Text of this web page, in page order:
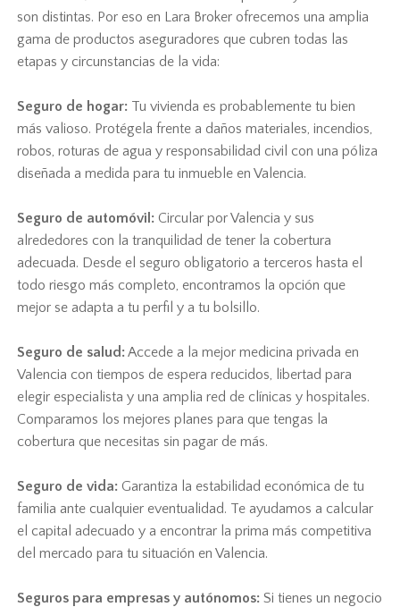
son distintas. Por eso en Lara Broker ofrecemos una amplia
gama de productos aseguradores que cubren todas las
etapas y circunstancias de la vida:
Seguro de hogar: Tu vivienda es probablemente tu bien
más valioso. Protégela frente a daños materiales, incendios,
robos, roturas de agua y responsabilidad civil con una póliza
diseñada a medida para tu inmueble en Valencia.
Seguro de automóvil: Circular por Valencia y sus
alrededores con la tranquilidad de tener la cobertura
adecuada. Desde el seguro obligatorio a terceros hasta el
todo riesgo más completo, encontramos la opción que
mejor se adapta a tu perfil y a tu bolsillo.
Seguro de salud:Accede a la mejor medicina privada en
Valencia con tiempos de espera reducidos, libertad para
elegir especialista y una amplia red de clínicas y hospitales.
Comparamos los mejores planes para que tengas la
cobertura que necesitas sin pagar de más.
Seguro de vida: Garantiza la estabilidad económica de tu
familia ante cualquier eventualidad. Te ayudamos a calcular
el capital adecuado y a encontrar la prima más competitiva
del mercado para tu situación en Valencia.
Seguros para empresas y autónomos: Si tienes un negocio